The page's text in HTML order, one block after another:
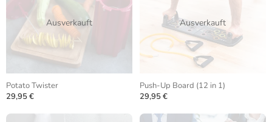
Ausverkauft
Potato Twister
29,95 €
Ausverkauft
Push-Up Board (12 in 1)
29,95 €